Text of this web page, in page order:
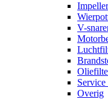
V-
Service
Overig